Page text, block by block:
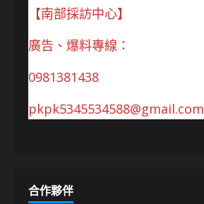
【南部採訪中心】
廣告、爆料專線：
0981381438
pkpk5345534588@gmail.com
合作夥伴